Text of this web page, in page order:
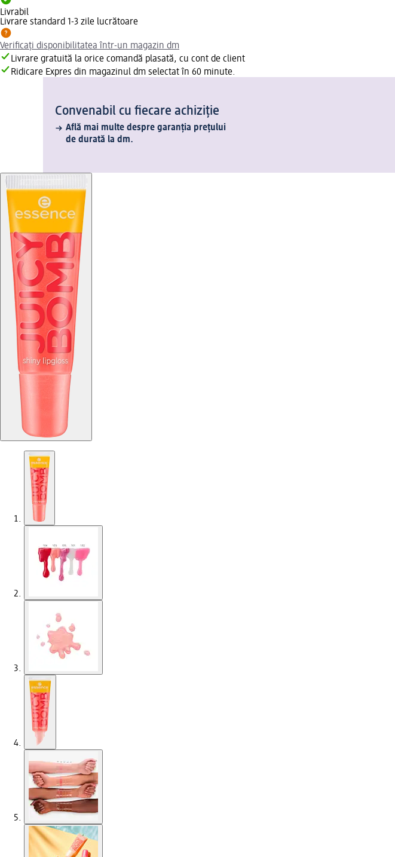
Livrabil
Livrare standard 1-3 zile lucrătoare
Verificați disponibilitatea într-un magazin dm
Livrare gratuită la orice comandă plasată, cu cont de client
Ridicare Expres din magazinul dm selectat în 60 minute.
Convenabil cu fiecare achiziție
Află mai multe despre garanția prețului
de durată la dm.